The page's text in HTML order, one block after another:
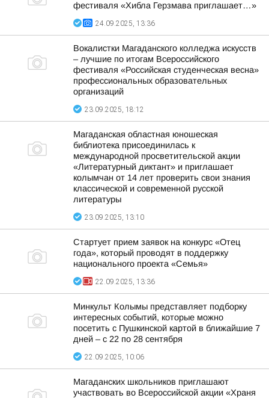
фестиваля «Хибла Герзмава приглашает…»
24.09.2025, 13:36
Вокалистки Магаданского колледжа искусств
– лучшие по итогам Всероссийского
фестиваля «Российская студенческая весна»
профессиональных образовательных
организаций
23.09.2025, 18:12
Магаданская областная юношеская
библиотека присоединилась к
международной просветительской акции
«Литературный диктант» и приглашает
колымчан от 14 лет проверить свои знания
классической и современной русской
литературы
23.09.2025, 13:10
Стартует прием заявок на конкурс «Отец
года», который проводят в поддержку
национального проекта «Семья»
22.09.2025, 13:36
Минкульт Колымы представляет подборку
интересных событий, которые можно
посетить с Пушкинской картой в ближайшие 7
дней – с 22 по 28 сентября
22.09.2025, 10:06
Магаданских школьников приглашают
участвовать во Всероссийской акции «Храня